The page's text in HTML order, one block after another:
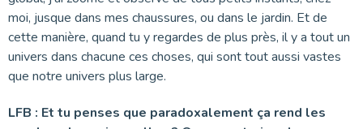
moi, jusque dans mes chaussures, ou dans le jardin. Et de
cette manière, quand tu y regardes de plus près, il y a tout un
univers dans chacune ces choses, qui sont tout aussi vastes
que notre univers plus large.
LFB : Et tu penses que paradoxalement ça rend les